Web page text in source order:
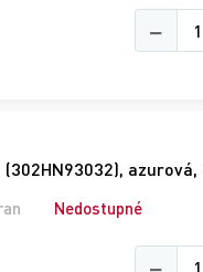
−
Nedostupné